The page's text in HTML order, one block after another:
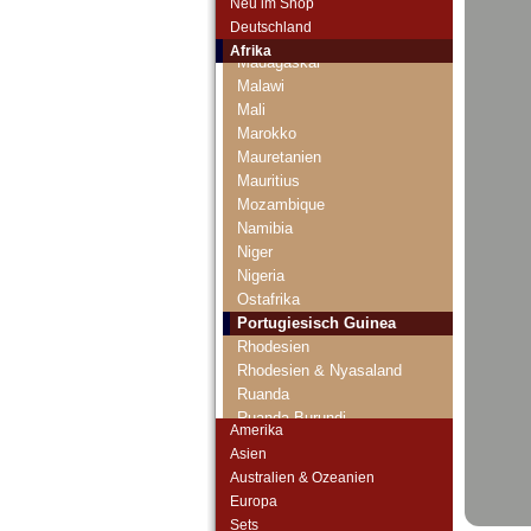
Deutschland
Afrika
Libyen
Madagaskar
Malawi
Mali
Marokko
Mauretanien
Mauritius
Mozambique
Namibia
Niger
Nigeria
Ostafrika
Portugiesisch Guinea
Rhodesien
Rhodesien & Nyasaland
Ruanda
Ruanda-Burundi
Seychellen
Amerika
Asien
Australien & Ozeanien
Europa
Sets